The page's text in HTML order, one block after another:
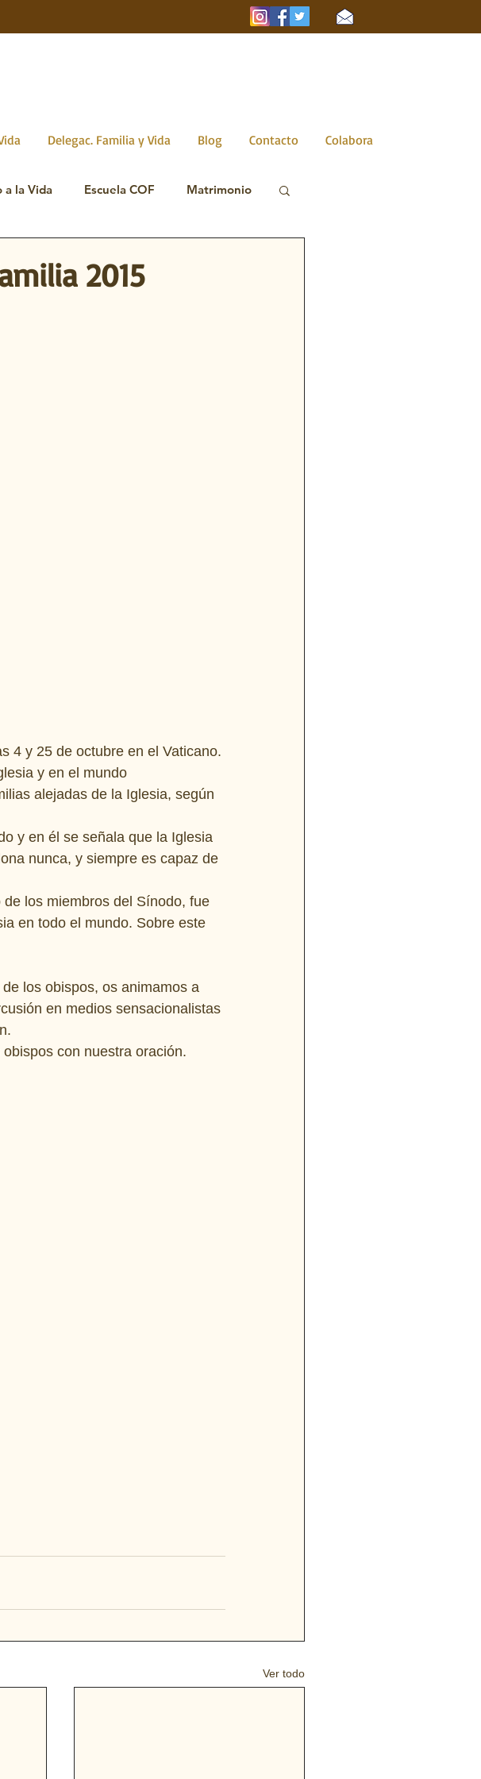
Delegac. Familia y Vida Blog Contacto Colabora
a la Vida Escuela COF Matrimonio
2015
4 y 25 de octubre en el Vaticano.
y en el mundo
alejadas de la Iglesia, según
y en él se señala que la Iglesia
nunca, y siempre es capaz de
los miembros del Sínodo, fue
en todo el mundo. Sobre este
los obispos, os animamos a
en medios sensacionalistas
con nuestra oración.
Ver todo